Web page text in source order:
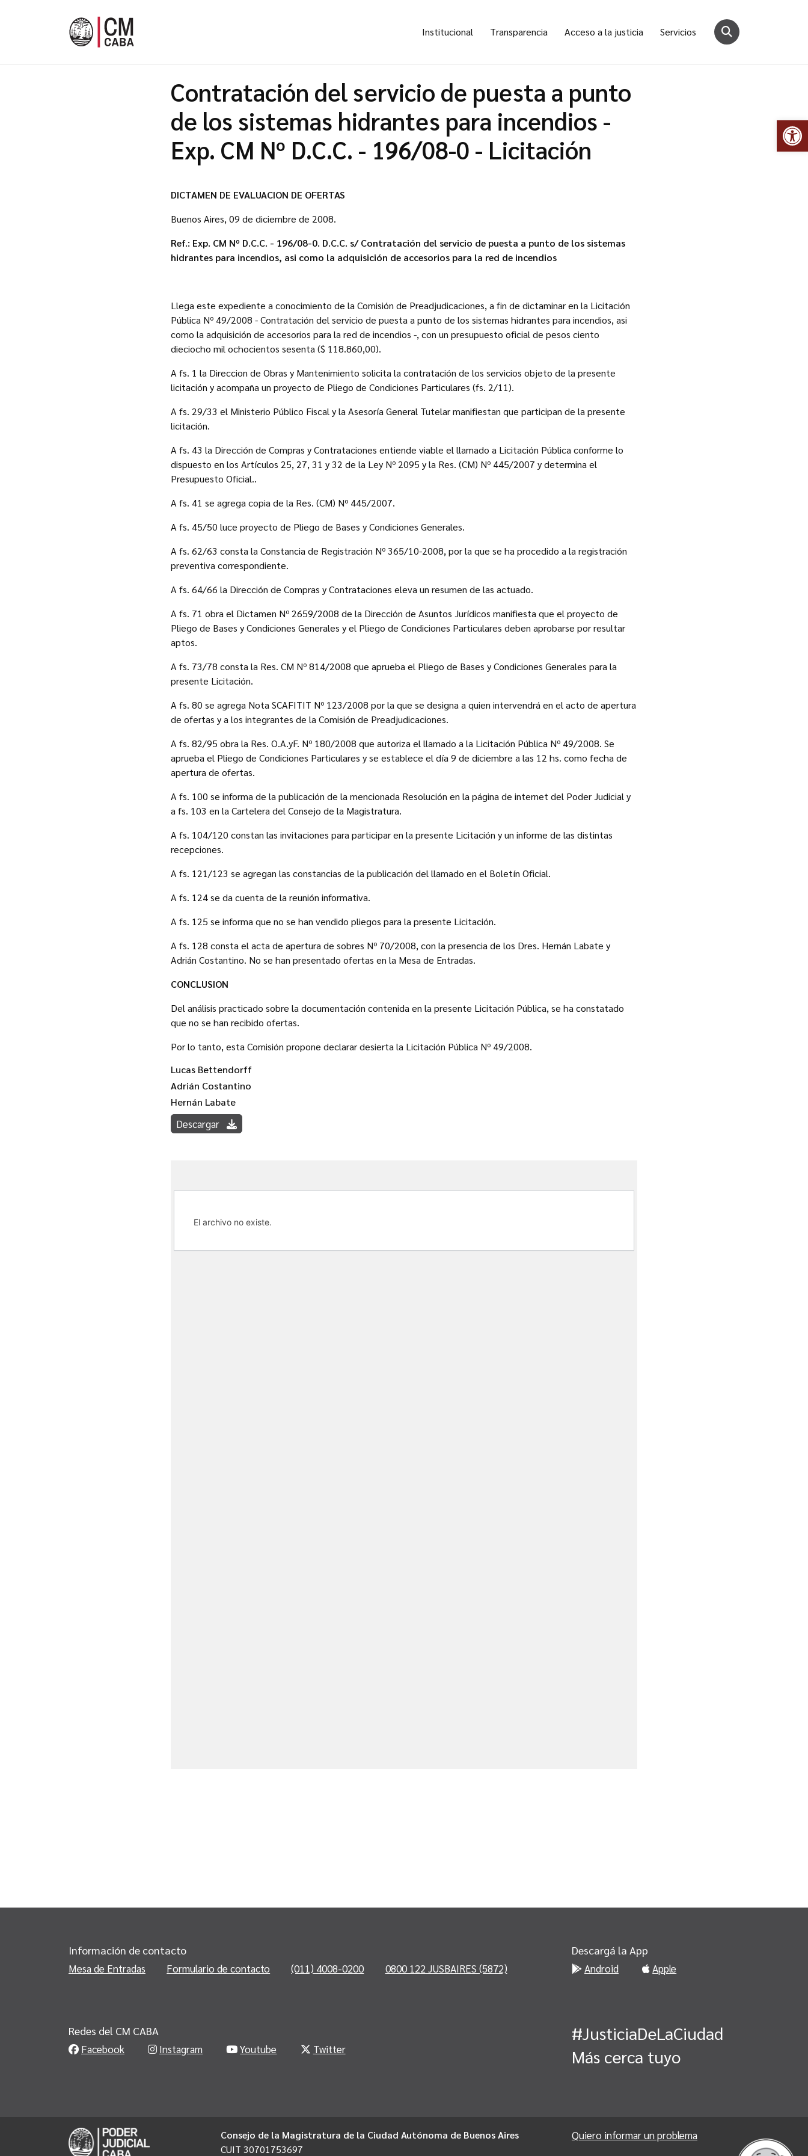
Institucional Transparencia Acceso a la justicia Servicios
Contratación del servicio de puesta a punto
de los sistemas hidrantes para incendios -
Exp. CM Nº D.C.C. - 196/08-0 - Licitación
DICTAMEN DE EVALUACION DE OFERTAS
Buenos Aires, 09 de diciembre de 2008.
Ref.: Exp. CM Nº D.C.C. - 196/08-0. D.C.C. s/ Contratación del servicio de puesta a punto de los sistemas
hidrantes para incendios, asi como la adquisición de accesorios para la red de incendios
Llega este expediente a conocimiento de la Comisión de Preadjudicaciones, a fin de dictaminar en la Licitación
Pública Nº 49/2008 - Contratación del servicio de puesta a punto de los sistemas hidrantes para incendios, asi
como la adquisición de accesorios para la red de incendios -, con un presupuesto oficial de pesos ciento
dieciocho mil ochocientos sesenta ($ 118.860,00).
A fs. 1 la Direccion de Obras y Mantenimiento solicita la contratación de los servicios objeto de la presente
licitación y acompaña un proyecto de Pliego de Condiciones Particulares (fs. 2/11).
A fs. 29/33 el Ministerio Público Fiscal y la Asesoría General Tutelar manifiestan que participan de la presente
licitación.
A fs. 43 la Dirección de Compras y Contrataciones entiende viable el llamado a Licitación Pública conforme lo
dispuesto en los Artículos 25, 27, 31 y 32 de la Ley Nº 2095 y la Res. (CM) Nº 445/2007 y determina el
Presupuesto Oficial..
A fs. 41 se agrega copia de la Res. (CM) Nº 445/2007.
A fs. 45/50 luce proyecto de Pliego de Bases y Condiciones Generales.
A fs. 62/63 consta la Constancia de Registración Nº 365/10-2008, por la que se ha procedido a la registración
preventiva correspondiente.
A fs. 64/66 la Dirección de Compras y Contrataciones eleva un resumen de las actuado.
A fs. 71 obra el Dictamen Nº 2659/2008 de la Dirección de Asuntos Jurídicos manifiesta que el proyecto de
Pliego de Bases y Condiciones Generales y el Pliego de Condiciones Particulares deben aprobarse por resultar
aptos.
A fs. 73/78 consta la Res. CM Nº 814/2008 que aprueba el Pliego de Bases y Condiciones Generales para la
presente Licitación.
A fs. 80 se agrega Nota SCAFITIT Nº 123/2008 por la que se designa a quien intervendrá en el acto de apertura
de ofertas y a los integrantes de la Comisión de Preadjudicaciones.
A fs. 82/95 obra la Res. O.A.yF. Nº 180/2008 que autoriza el llamado a la Licitación Pública Nº 49/2008. Se
aprueba el Pliego de Condiciones Particulares y se establece el día 9 de diciembre a las 12 hs. como fecha de
apertura de ofertas.
A fs. 100 se informa de la publicación de la mencionada Resolución en la página de internet del Poder Judicial y
a fs. 103 en la Cartelera del Consejo de la Magistratura.
A fs. 104/120 constan las invitaciones para participar en la presente Licitación y un informe de las distintas
recepciones.
A fs. 121/123 se agregan las constancias de la publicación del llamado en el Boletín Oficial.
A fs. 124 se da cuenta de la reunión informativa.
A fs. 125 se informa que no se han vendido pliegos para la presente Licitación.
A fs. 128 consta el acta de apertura de sobres Nº 70/2008, con la presencia de los Dres. Hernán Labate y
Adrián Costantino. No se han presentado ofertas en la Mesa de Entradas.
CONCLUSION
Del análisis practicado sobre la documentación contenida en la presente Licitación Pública, se ha constatado
que no se han recibido ofertas.
Por lo tanto, esta Comisión propone declarar desierta la Licitación Pública Nº 49/2008.
Lucas Bettendorff
Adrián Costantino
Hernán Labate
Descargar
Información de contacto
Mesa de Entradas Formulario de contacto (011) 4008-0200 0800 122 JUSBAIRES (5872)
Descargá la App
Android Apple
Redes del CM CABA
Facebook Instagram Youtube Twitter
#JusticiaDeLaCiudad
Más cerca tuyo
Consejo de la Magistratura de la Ciudad Autónoma de Buenos Aires
CUIT 30701753697
Quiero informar un problema